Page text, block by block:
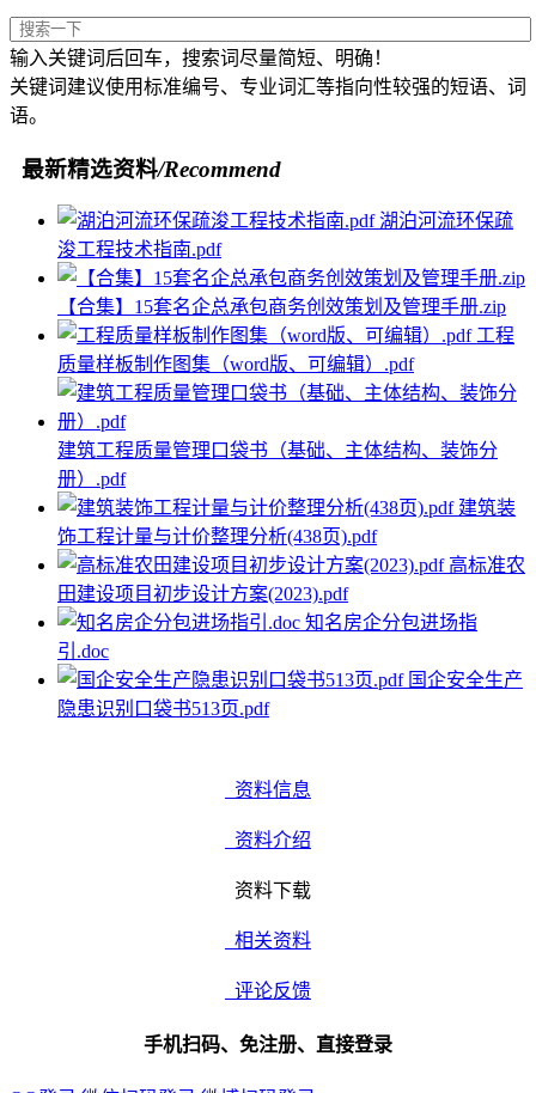
输入关键词后回车，搜索词尽量简短、明确！
关键词建议使用标准编号、专业词汇等指向性较强的短语、词
语。
最新精选资料/Recommend
湖泊河流环保疏
浚工程技术指南.pdf
【合集】15套名企总承包商务创效策划及管理手册.zip
工程
质量样板制作图集（word版、可编辑）.pdf
建筑工程质量管理口袋书（基础、主体结构、装饰分
册）.pdf
建筑装
饰工程计量与计价整理分析(438页).pdf
高标准农
田建设项目初步设计方案(2023).pdf
知名房企分包进场指
引.doc
国企安全生产
隐患识别口袋书513页.pdf
资料信息
资料介绍
资料下载
相关资料
评论反馈
手机扫码、免注册、直接登录